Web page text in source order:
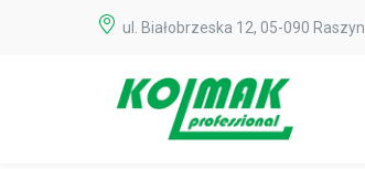
ul. Białobrzeska 12, 05-090 Raszyn